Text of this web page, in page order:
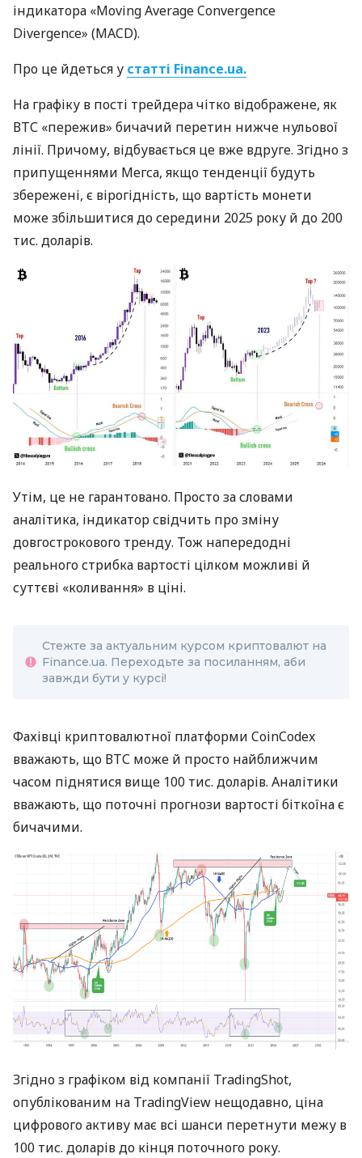
індикатора «Moving Average Convergence
Divergence» (MACD).
Про це йдеться у статті Finance.ua.
На графіку в пості трейдера чітко відображене, як
ВТС «пережив» бичачий перетин нижче нульової
лінії. Причому, відбувається це вже вдруге. Згідно з
припущеннями Мегса, якщо тенденції будуть
збережені, є вірогідність, що вартість монети
може збільшитися до середини 2025 року й до 200
тис. доларів.
Утім, це не гарантовано. Просто за словами
аналітика, індикатор свідчить про зміну
довгострокового тренду. Тож напередодні
реального стрибка вартості цілком можливі й
суттєві «коливання» в ціні.
Стежте за актуальним курсом криптовалют на
Finance.ua. Переходьте за посиланням, аби
завжди бути у курсі!
Фахівці криптовалютної платформи CoinCodex
вважають, що ВТС може й просто найближчим
часом піднятися вище 100 тис. доларів. Аналітики
вважають, що поточні прогнози вартості біткоїна є
бичачими.
Згідно з графіком від компанії TradingShot,
опублікованим на TradingView нещодавно, ціна
цифрового активу має всі шанси перетнути межу в
100 тис. доларів до кінця поточного року.